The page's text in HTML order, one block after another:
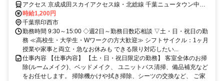
アクセス 京成成田スカイアクセス線・北総線 千葉ニュータウン中央
徒歩約4分
時給1,200円
千葉県印西市
勤務時間 9:30～15:00 ◇週2日～勤務日数応相談 ▽土・日・祝日の勤
務 ≪高校生・大学生・Wワークの方大歓迎≫ シフトサイクル：1ヶ月
授業や家事と両立・急なお休みも できる限り対応したい...
仕事内容 【仕事内容】 【土・日・祝日限定の勤務】 客室全体のお掃
除(ルームメイク)、ベッドメイク、 ユニットバス清掃、備品補充など
をお任せします。 掃除機かけや拭き掃除、シーツの交換など、 ご家